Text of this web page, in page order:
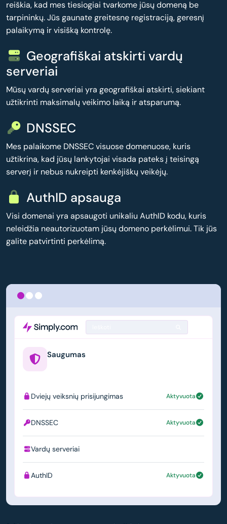
reiškia, kad mes tiesiogiai tvarkome jūsų domeną be
tarpininkų. Jūs gaunate greitesnę registraciją, geresnį
palaikymą ir visišką kontrolę.
Geografiškai atskirti vardų
serveriai
Mūsų vardų serveriai yra geografiškai atskirti, siekiant
užtikrinti maksimalų veikimo laiką ir atsparumą.
DNSSEC
Mes palaikome DNSSEC visuose domenuose, kuris
užtikrina, kad jūsų lankytojai visada pateks į teisingą
serverį ir nebus nukreipti kenkėjiškų veikėjų.
AuthID apsauga
Visi domenai yra apsaugoti unikaliu AuthID kodu, kuris
neleidžia neautorizuotam jūsų domeno perkėlimui. Tik jūs
galite patvirtinti perkėlimą.
Saugumas
Dviejų veiksnių prisijungimas Aktyvuota
DNSSEC Aktyvuota
Vardų serveriai
AuthID Aktyvuota